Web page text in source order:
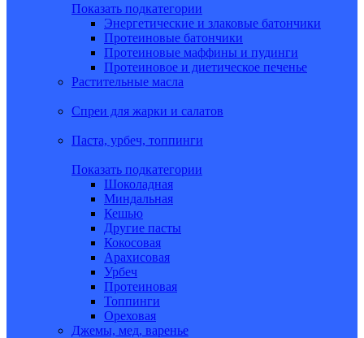
Показать подкатегории
Энергетические и злаковые батончики
Протеиновые батончики
Протеиновые маффины и пудинги
Протеиновое и диетическое печенье
Растительные масла
Спреи для жарки и салатов
Паста, урбеч, топпинги
Показать подкатегории
Шоколадная
Миндальная
Кешью
Другие пасты
Кокосовая
Арахисовая
Урбеч
Протеиновая
Топпинги
Ореховая
Джемы, мед, варенье